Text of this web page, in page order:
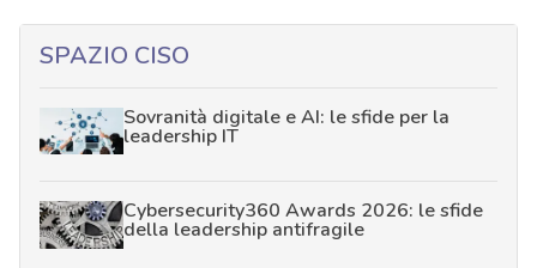
SPAZIO CISO
Sovranità digitale e AI: le sfide per la
leadership IT
Cybersecurity360 Awards 2026: le sfide
della leadership antifragile